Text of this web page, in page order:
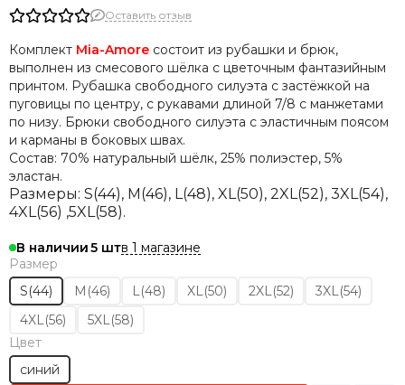
Оставить отзыв
Комплект Mia-Amore состоит из рубашки и брюк,
выполнен из смесового шёлка с цветочным фантазийным
принтом. Рубашка свободного силуэта с застёжкой на
пуговицы по центру, с рукавами длиной 7/8 с манжетами
по низу. Брюки свободного силуэта с эластичным поясом
и карманы в боковых швах.
Состав: 70% натуральный шёлк, 25% полиэстер, 5%
эластан.
Размеры: S(44), M(46), L(48), XL(50), 2XL(52), 3XL(54),
4XL(56) ,5XL(58).
В наличии5
в 1 магазине
Размер
S(44)
M(46) L(48) XL(50) 2XL(52)
3XL(54)
4XL(56)
5XL(58)
Цвет
синий